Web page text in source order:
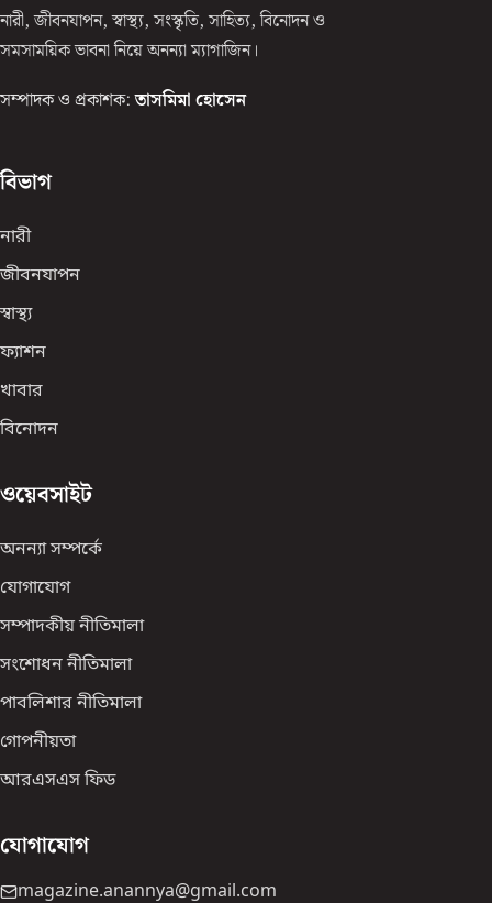
নারী, জীবনযাপন, স্বাস্থ্য, সংস্কৃতি, সাহিত্য, বিনোদন ও
সমসাময়িক ভাবনা নিয়ে অনন্যা ম্যাগাজিন।
সম্পাদক ও প্রকাশক: তাসমিমা হোসেন
বিভাগ
নারী
জীবনযাপন
স্বাস্থ্য
ফ্যাশন
খাবার
বিনোদন
ওয়েবসাইট
অনন্যা সম্পর্কে
যোগাযোগ
সম্পাদকীয় নীতিমালা
সংশোধন নীতিমালা
পাবলিশার নীতিমালা
গোপনীয়তা
আরএসএস ফিড
যোগাযোগ
magazine.anannya@gmail.com